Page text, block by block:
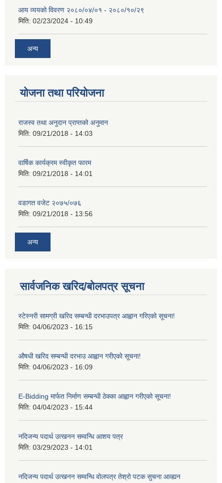
आय व्ययको विवरण २०८०/०४/०१ - २०८०/१०/२९
मिति: 02/23/2024 - 10:49
अन्य
योजना तथा परियोजना
राजस्व तथा अनुदान प्राप्तको अनुमान
मिति: 09/21/2018 - 14:03
वार्षिक कार्यक्रम स्वीकृत फारम
मिति: 09/21/2018 - 14:01
वडागत वजेट २०७५/०७६
मिति: 09/21/2018 - 13:56
अन्य
सार्वजनिक खरिद/बोलपत्र सूचना
स्टेस्नरी सामग्री खरिद सम्बन्धी दरभाउपत्र आह्वान गरिएको सूचना!
मिति: 04/06/2023 - 16:15
औषधी खरिद सम्बन्धी दरभाउ आह्वान गरीएको सूचना!
मिति: 04/06/2023 - 16:09
E-Bidding मार्फत निर्माण सम्बन्धी ठेक्का आह्वान गरीएको सूचना!
मिति: 04/04/2023 - 15:44
नदिजन्य पदार्थ उत्खनन सम्वन्धि आशय पत्र
मिति: 03/29/2023 - 14:01
नदिजन्य पदार्थ उत्खनन सम्वन्धि वोलपत्र तेश्रो पटक सुचना आव्ह्यन